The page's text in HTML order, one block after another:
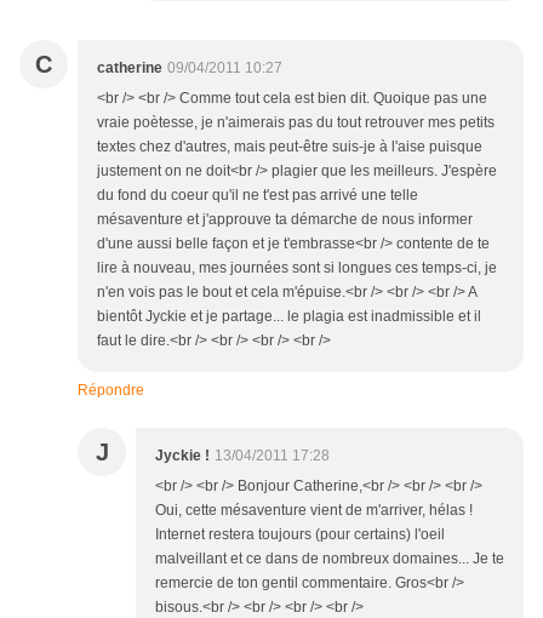
C catherine 09/04/2011 10:27
<br /> <br /> Comme tout cela est bien dit. Quoique pas une
vraie poètesse, je n'aimerais pas du tout retrouver mes petits
textes chez d'autres, mais peut-être suis-je à l'aise puisque
justement on ne doit<br /> plagier que les meilleurs. J'espère
du fond du coeur qu'il ne t'est pas arrivé une telle
mésaventure et j'approuve ta démarche de nous informer
d'une aussi belle façon et je t'embrasse<br /> contente de te
lire à nouveau, mes journées sont si longues ces temps-ci, je
n'en vois pas le bout et cela m'épuise.<br /> <br /> <br /> A
bientôt Jyckie et je partage... le plagia est inadmissible et il
faut le dire.<br /> <br /> <br /> <br />
Répondre
J Jyckie ! 13/04/2011 17:28
<br /> <br /> Bonjour Catherine,<br /> <br /> <br />
Oui, cette mésaventure vient de m'arriver, hélas !
Internet restera toujours (pour certains) l'oeil
malveillant et ce dans de nombreux domaines... Je te
remercie de ton gentil commentaire. Gros<br />
bisous.<br /> <br /> <br /> <br />